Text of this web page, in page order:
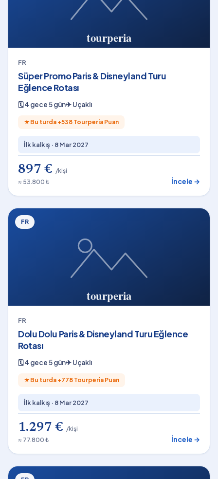
FR
Süper Promo Paris & Disneyland Turu
Eğlence Rotası
🗓4 gece 5 gün✈Uçaklı
★ Bu turda +538 Tourperia Puan
İlk kalkış · 8 Mar 2027
897 € /kişi
≈ 53.800 ₺
İncele →
FR
FR
Dolu Dolu Paris & Disneyland Turu Eğlence
Rotası
🗓4 gece 5 gün✈Uçaklı
★ Bu turda +778 Tourperia Puan
İlk kalkış · 8 Mar 2027
1.297 € /kişi
≈ 77.800 ₺
İncele →